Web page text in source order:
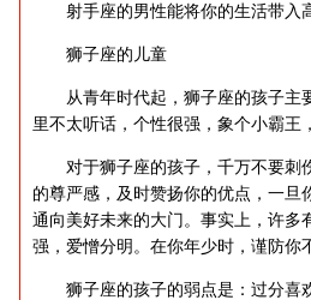
射手座的男性能将你的生活带入
狮子座的儿童
从青年时代起，狮子座的孩子主要
里不太听话，个性很强，象个小霸王
对于狮子座的孩子，千万不要刺伤
的尊严感，及时赞扬你的优点，一
通向美好未来的大门。事实上，许
强，爱憎分明。在你年少时，谨防你
狮子座的孩子的弱点是：过分喜欢